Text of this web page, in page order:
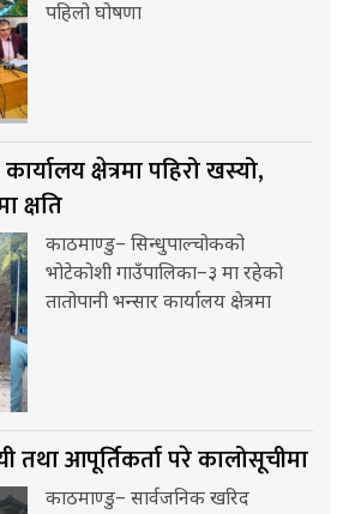
पहिलो घोषणा
कार्यालय क्षेत्रमा पहिरो खस्यो,
क्षति
काठमाण्डु– सिन्धुपाल्चोकको
भोटेकोशी गाउँपालिका–३ मा रहेको
तातोपानी भन्सार कार्यालय क्षेत्रमा
तथा आपूर्तिकर्ता परे कालोसूचीमा
काठमाण्डु– सार्वजनिक खरिद